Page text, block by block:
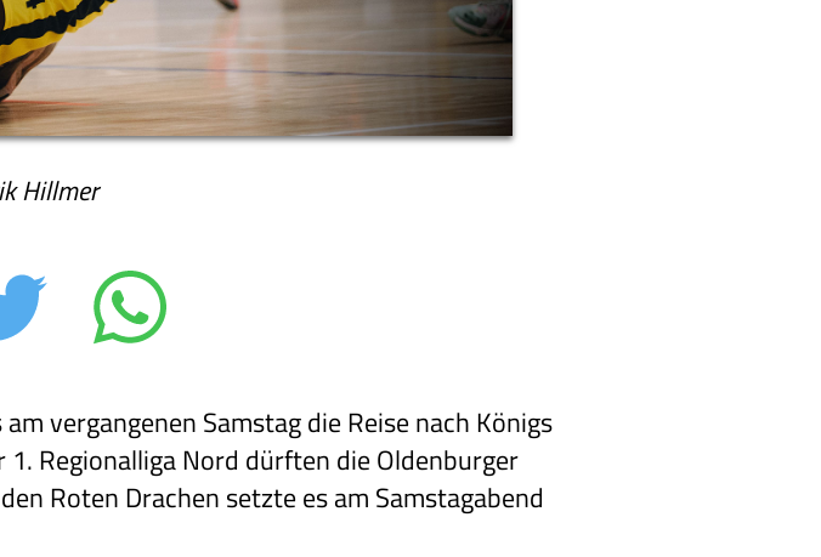
Hillmer
vergangenen Samstag die Reise nach Königs
Regionalliga Nord dürften die Oldenburger
Roten Drachen setzte es am Samstagabend